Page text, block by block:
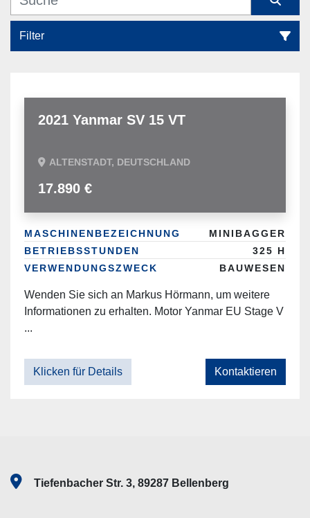
Filter
Sortieren nach
2021 Yanmar SV 15 VT
ALTENSTADT, DEUTSCHLAND
17.890 €
MASCHINENBEZEICHNUNG
MINIBAGGER
BETRIEBSSTUNDEN
325 H
VERWENDUNGSZWECK
BAUWESEN
Wenden Sie sich an Markus Hörmann, um weitere
Informationen zu erhalten. Motor Yanmar EU Stage V
...
Klicken für Details Kontaktieren
Tiefenbacher Str. 3, 89287 Bellenberg